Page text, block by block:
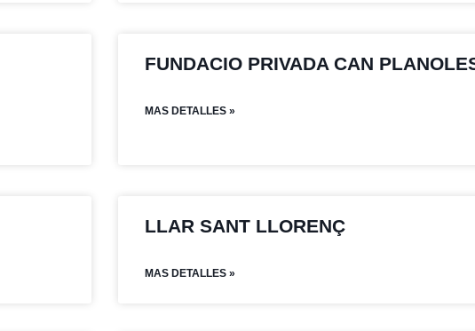
FUNDACIO PRIVADA CAN
MAS DETALLES »
LLAR SANT LLORENÇ
MAS DETALLES »